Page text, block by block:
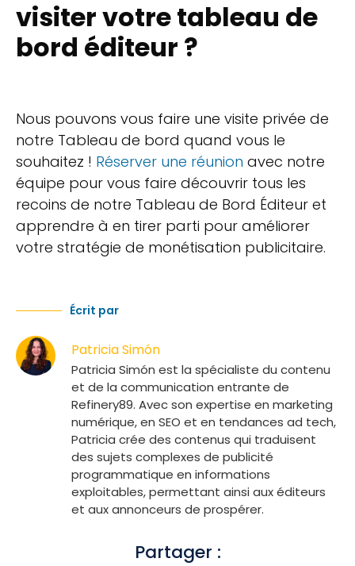
visiter votre tableau de
bord éditeur ?
Nous pouvons vous faire une visite privée de
notre Tableau de bord quand vous le
souhaitez ! Réserver une réunion avec notre
équipe pour vous faire découvrir tous les
recoins de notre Tableau de Bord Éditeur et
apprendre à en tirer parti pour améliorer
votre stratégie de monétisation publicitaire.
Écrit par
Patricia Simón
Patricia Simón est la spécialiste du contenu
et de la communication entrante de
Refinery89. Avec son expertise en marketing
numérique, en SEO et en tendances ad tech,
Patricia crée des contenus qui traduisent
des sujets complexes de publicité
programmatique en informations
exploitables, permettant ainsi aux éditeurs
et aux annonceurs de prospérer.
Partager :